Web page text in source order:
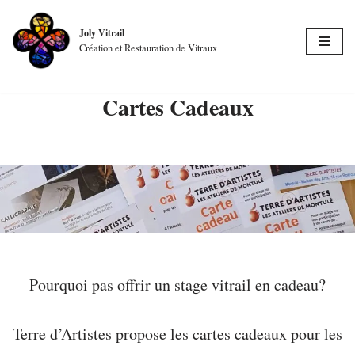
Aller
Joly Vitrail
Création et Restauration de Vitraux
Cartes Cadeaux
Pourquoi pas offrir un stage vitrail en cadeau?
Terre d’Artistes propose les cartes cadeaux pour les